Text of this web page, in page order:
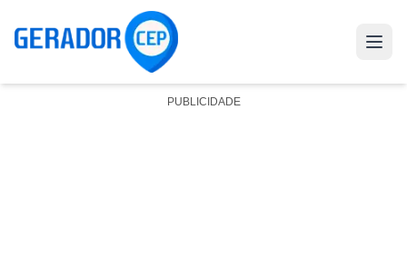
PUBLICIDADE